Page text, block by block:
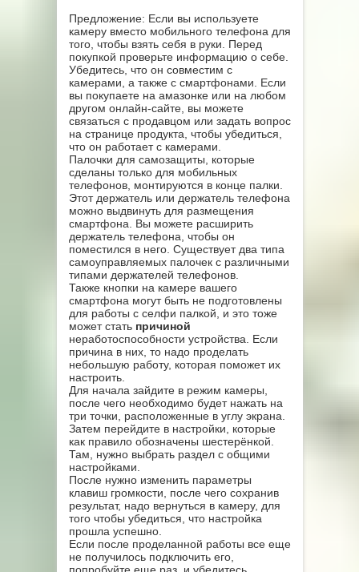
Предложение: Если вы используете
камеру вместо мобильного телефона для
того, чтобы взять себя в руки. Перед
покупкой проверьте информацию о себе.
Убедитесь, что он совместим с
камерами, а также с смартфонами. Если
вы покупаете на амазонке или на любом
другом онлайн-сайте, вы можете
связаться с продавцом или задать вопрос
на странице продукта, чтобы убедиться,
что он работает с камерами.
Палочки для самозащиты, которые
сделаны только для мобильных
телефонов, монтируются в конце палки.
Этот держатель или держатель телефона
можно выдвинуть для размещения
смартфона. Вы можете расширить
держатель телефона, чтобы он
поместился в него. Существует два типа
самоуправляемых палочек с различными
типами держателей телефонов.
Также кнопки на камере вашего
смартфона могут быть не подготовлены
для работы с селфи палкой, и это тоже
может стать причиной
неработоспособности устройства. Если
причина в них, то надо проделать
небольшую работу, которая поможет их
настроить.
Для начала зайдите в режим камеры,
после чего необходимо будет нажать на
три точки, расположенные в углу экрана.
Затем перейдите в настройки, которые
как правило обозначены шестерёнкой.
Там, нужно выбрать раздел с общими
настройками.
После нужно изменить параметры
клавиш громкости, после чего сохранив
результат, надо вернуться в камеру, для
того чтобы убедиться, что настройка
прошла успешно.
Если после проделанной работы все еще
не получилось подключить его,